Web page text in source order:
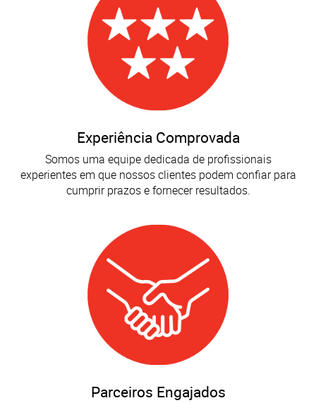
Experiência Comprovada
Somos uma equipe dedicada de profissionais
experientes em que nossos clientes podem confiar para
cumprir prazos e fornecer resultados.
Parceiros Engajados